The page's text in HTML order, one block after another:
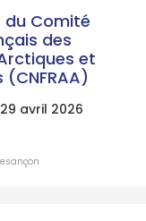
du Comité
des
et
avril 2026